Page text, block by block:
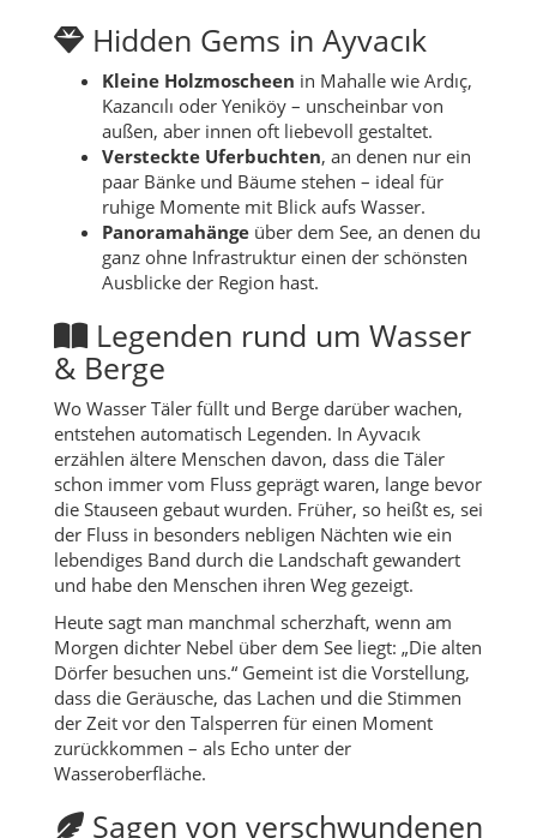
Hidden Gems in Ayvacık
Kleine Holzmoscheen in Mahalle wie Ardıç,
Kazancılı oder Yeniköy – unscheinbar von
außen, aber innen oft liebevoll gestaltet.
Versteckte Uferbuchten, an denen nur ein
paar Bänke und Bäume stehen – ideal für
ruhige Momente mit Blick aufs Wasser.
Panoramahänge über dem See, an denen du
ganz ohne Infrastruktur einen der schönsten
Ausblicke der Region hast.
Legenden rund um Wasser
& Berge
Wo Wasser Täler füllt und Berge darüber wachen,
entstehen automatisch Legenden. In Ayvacık
erzählen ältere Menschen davon, dass die Täler
schon immer vom Fluss geprägt waren, lange bevor
die Stauseen gebaut wurden. Früher, so heißt es, sei
der Fluss in besonders nebligen Nächten wie ein
lebendiges Band durch die Landschaft gewandert
und habe den Menschen ihren Weg gezeigt.
Heute sagt man manchmal scherzhaft, wenn am
Morgen dichter Nebel über dem See liegt: „Die alten
Dörfer besuchen uns.“ Gemeint ist die Vorstellung,
dass die Geräusche, das Lachen und die Stimmen
der Zeit vor den Talsperren für einen Moment
zurückkommen – als Echo unter der
Wasseroberfläche.
Sagen von verschwundenen